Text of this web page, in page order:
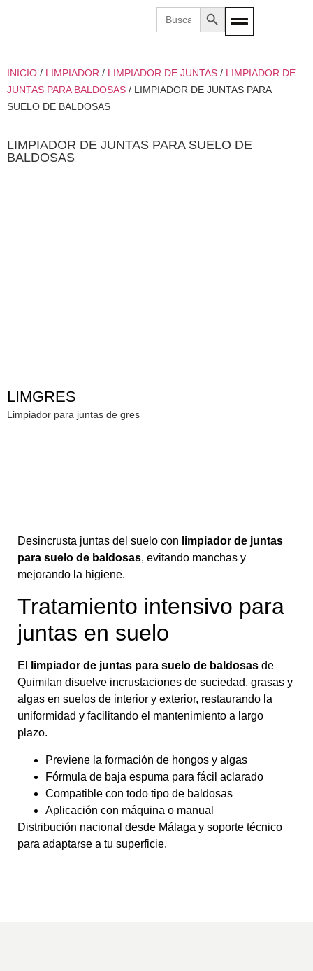
Buscar: Botón de búsqueda
INICIO / LIMPIADOR / LIMPIADOR DE JUNTAS / LIMPIADOR DE
JUNTAS PARA BALDOSAS / LIMPIADOR DE JUNTAS PARA
SUELO DE BALDOSAS
LIMPIADOR DE JUNTAS PARA SUELO DE
BALDOSAS
LIMGRES
Limpiador para juntas de gres
Desincrusta juntas del suelo con limpiador de juntas
para suelo de baldosas, evitando manchas y
mejorando la higiene.
Tratamiento intensivo para
juntas en suelo
El limpiador de juntas para suelo de baldosas de
Quimilan disuelve incrustaciones de suciedad, grasas y
algas en suelos de interior y exterior, restaurando la
uniformidad y facilitando el mantenimiento a largo
plazo.
Previene la formación de hongos y algas
Fórmula de baja espuma para fácil aclarado
Compatible con todo tipo de baldosas
Aplicación con máquina o manual
Distribución nacional desde Málaga y soporte técnico
para adaptarse a tu superficie.